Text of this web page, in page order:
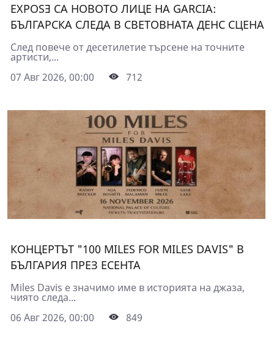
EXPOSƎ СА НОВОТО ЛИЦЕ НА GARCIA:
БЪЛГАРСКА СЛЕДА В СВЕТОВНАТА ДЕНС СЦЕНА
След повече от десетилетие търсене на точните
артисти,...
07 Авг 2026, 00:00
712
КОНЦЕРТЪТ "100 MILES FOR MILES DAVIS" В
БЪЛГАРИЯ ПРЕЗ ЕСЕНТА
Miles Davis е значимо име в историята на джаза,
чиято следа...
06 Авг 2026, 00:00
849